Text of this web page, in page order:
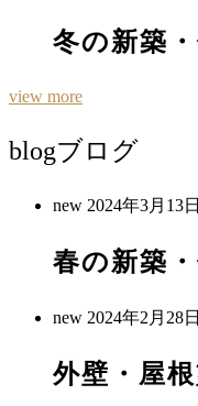
冬の新築
view more
blogブログ
new 2024年3月13日
春の新築
new 2024年2月28日
外壁・屋